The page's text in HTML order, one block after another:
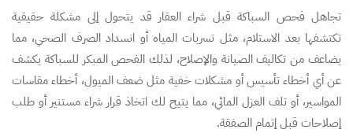
تجاهل فحص السباكة قبل شراء العقار قد يتحول إلى مشكلة حقيقية
تكتشفها بعد الاستلام، مثل تسربات المياه أو انسداد الصرف الصحي، مما
يضاعف من تكاليف الصيانة والإصلاح، لذلك الفحص المبكر للسباكة يكشف
عن أي أخطاء تأسيس أو مشكلات خفية مثل ضعف الميول، أخطاء مقاسات
المواسير، أو تلف العزل المائي، مما يتيح لك اتخاذ قرار شراء مستنير أو طلب
إصلاحات قبل إتمام الصفقة.